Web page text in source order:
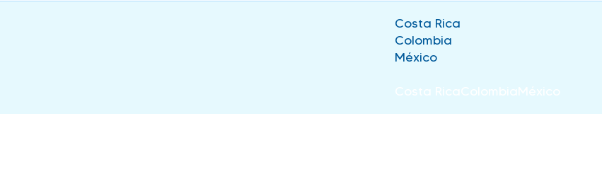
Costa Rica
Colombia
México
Costa RicaColombiaMéxico